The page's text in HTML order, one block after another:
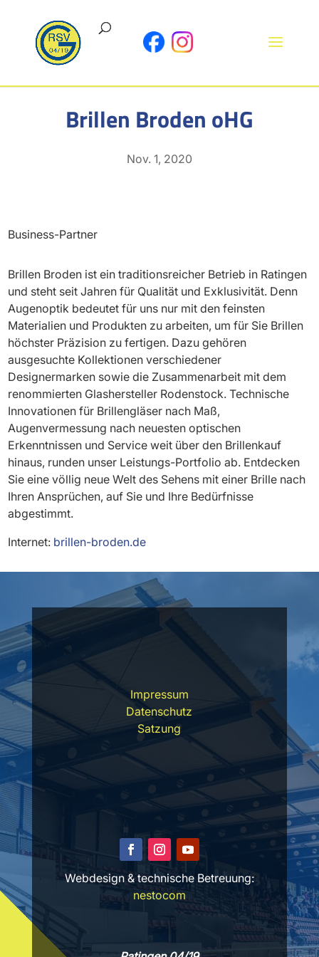
Brillen Broden oHG
Nov. 1, 2020
Business-Partner
Brillen Broden ist ein traditionsreicher Betrieb in Ratingen
und steht seit Jahren für Qualität und Exklusivität. Denn
Augenoptik bedeutet für uns nur mit den feinsten
Materialien und Produkten zu arbeiten, um für Sie Brillen
höchster Präzision zu fertigen. Dazu gehören
ausgesuchte Kollektionen verschiedener
Designermarken sowie die Zusammenarbeit mit dem
renommierten Glashersteller Rodenstock. Technische
Innovationen für Brillengläser nach Maß,
Augenvermessung nach neuesten optischen
Erkenntnissen und Service weit über den Brillenkauf
hinaus, runden unser Leistungs-Portfolio ab. Entdecken
Sie eine völlig neue Welt des Sehens mit einer Brille nach
Ihren Ansprüchen, auf Sie und Ihre Bedürfnisse
abgestimmt.
Internet: brillen-broden.de
Impressum
Datenschutz
Satzung
Webdesign & technische Betreuung:
nestocom